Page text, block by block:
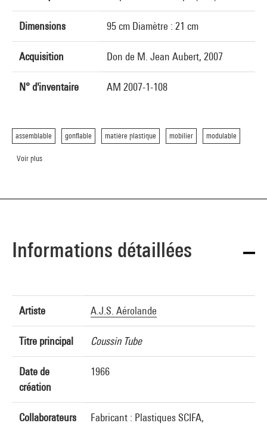
Dimensions 95 cm Diamètre : 21 cm
Acquisition Don de M. Jean Aubert, 2007
N° d'inventaire AM 2007-1-108
assemblable gonflable matière plastique mobilier modulable
Voir plus
Informations détaillées
Artiste A.J.S. Aérolande
Titre principal Coussin Tube
Date de
création
1966
Collaborateurs
Fabricant : Plastiques SCIFA,